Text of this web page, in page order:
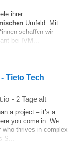
ihrer
Umfeld. Mit
schaffen wir
bei IVM...
Tieto Tech
- 2 Tage alt
a project – it’s a
you come in. We
who thrives in complex
S...